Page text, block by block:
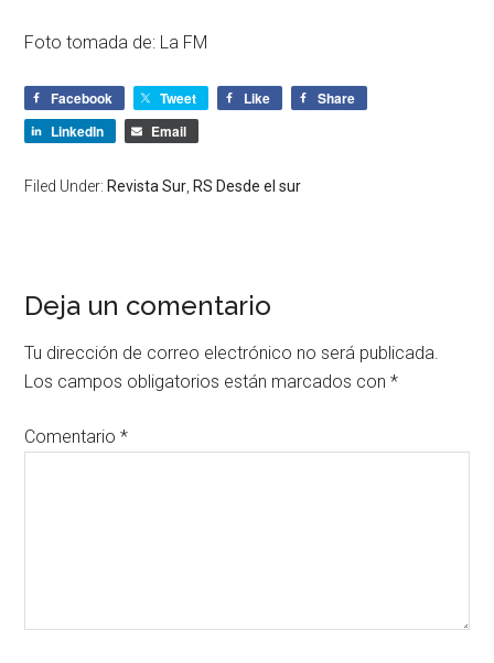
Foto tomada de: La FM
Facebook Tweet Like
Share
LinkedIn
Email
Filed Under: Revista Sur RS Desde el sur
Deja un comentario
Tu dirección de correo electrónico no será publicada.
Los campos obligatorios están marcados con*
Comentario*